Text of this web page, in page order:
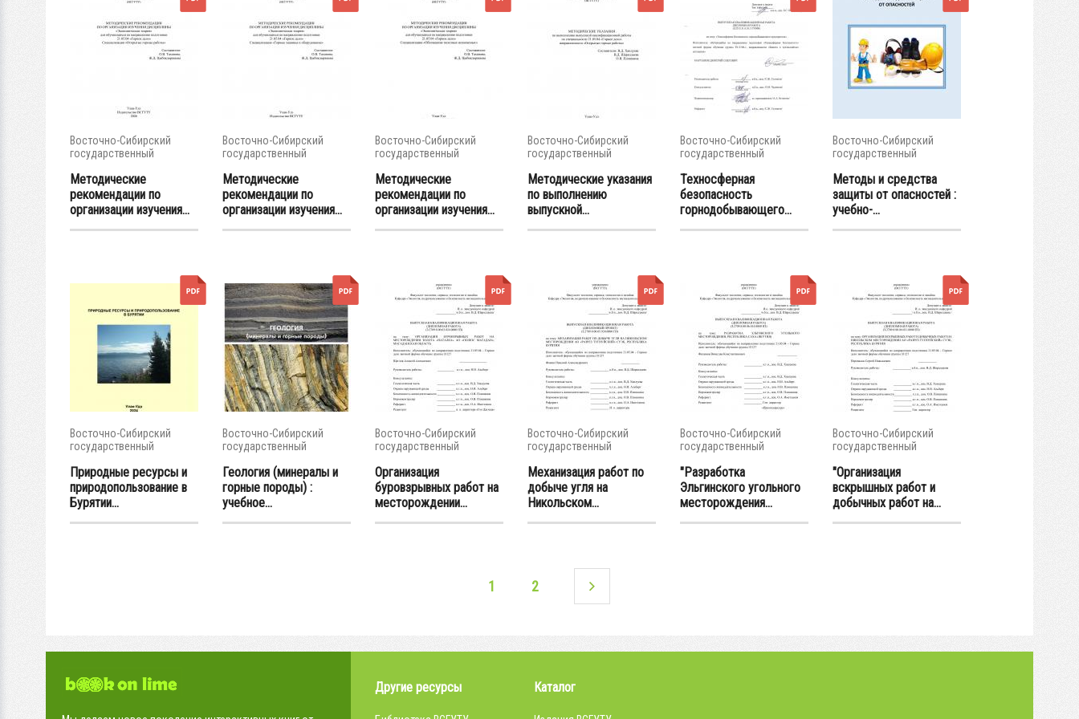
Восточно-Сибирский
государственный
Методические
рекомендации по
организации изучения...
Восточно-Сибирский
государственный
Методические
рекомендации по
организации изучения...
Восточно-Сибирский
государственный
Методические
рекомендации по
организации изучения...
Восточно-Сибирский
государственный
Методические указания
по выполнению
выпускной...
Восточно-Сибирский
государственный
Техносферная
безопасность
горнодобывающего...
Восточно-Сибирский
государственный
Методы и средства
защиты от опасностей :
учебно-...
Восточно-Сибирский
государственный
Природные ресурсы и
природопользование в
Бурятии...
Восточно-Сибирский
государственный
Геология (минералы и
горные породы) :
учебное...
Восточно-Сибирский
государственный
Организация
буровзрывных работ на
месторождении...
Восточно-Сибирский
государственный
Механизация работ по
добыче угля на
Никольском...
Восточно-Сибирский
государственный
"Разработка
Эльгинского угольного
месторождения...
Восточно-Сибирский
государственный
"Организация
вскрышных работ и
добычных работ на...
1 2
Другие ресурсы Каталог